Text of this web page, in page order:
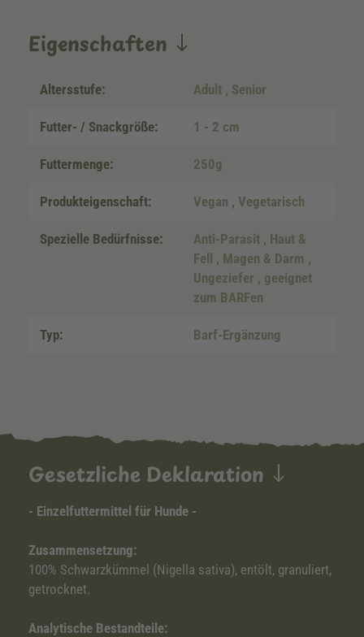
Eigenschaften
Altersstufe: Adult , Senior
Futter- / Snackgröße: 1 - 2 cm
Futtermenge: 250g
Produkteigenschaft: Vegan , Vegetarisch
Spezielle Bedürfnisse: Anti-Parasit , Haut &
Fell , Magen & Darm ,
Ungeziefer , geeignet
zum BARFen
Typ: Barf-Ergänzung
Gesetzliche Deklaration
- Einzelfuttermittel für Hunde -
Zusammensetzung:
100% Schwarzkümmel (Nigella sativa), entölt, granuliert,
getrocknet.
Analytische Bestandteile: